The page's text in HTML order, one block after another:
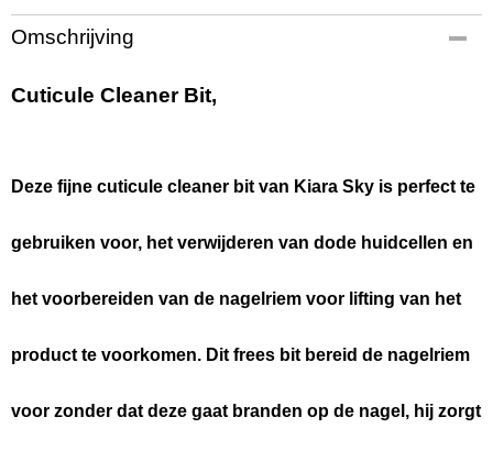
Productcode
BIT12
0,01 Kg
Omschrijving
Cuticule Cleaner Bit,
Deze fijne cuticule cleaner bit van Kiara Sky is perfect te
gebruiken voor, het verwijderen van dode huidcellen en
het voorbereiden van de nagelriem voor lifting van het
product te voorkomen. Dit frees bit bereid de nagelriem
voor zonder dat deze gaat branden op de nagel, hij zorgt